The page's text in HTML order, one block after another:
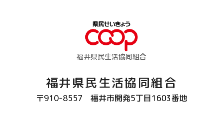
投稿いただいた作品の著作権は応募後も引き続き応募者に帰属
します。ただし、当生協は、応募作品を自由に利用（複製、改
変、翻案、公衆送信及びそのために必要な送信可能化を含み、
価をお支払いすることなく使用させていただくことができるも
のとします。応募者は、応募作品の著作者人格権についても、
これを行使しない旨お約束いただきます。
福井県民生活協同組合
福井県民生活協同組合
〒910-8557 福井市開発5丁目1603番地